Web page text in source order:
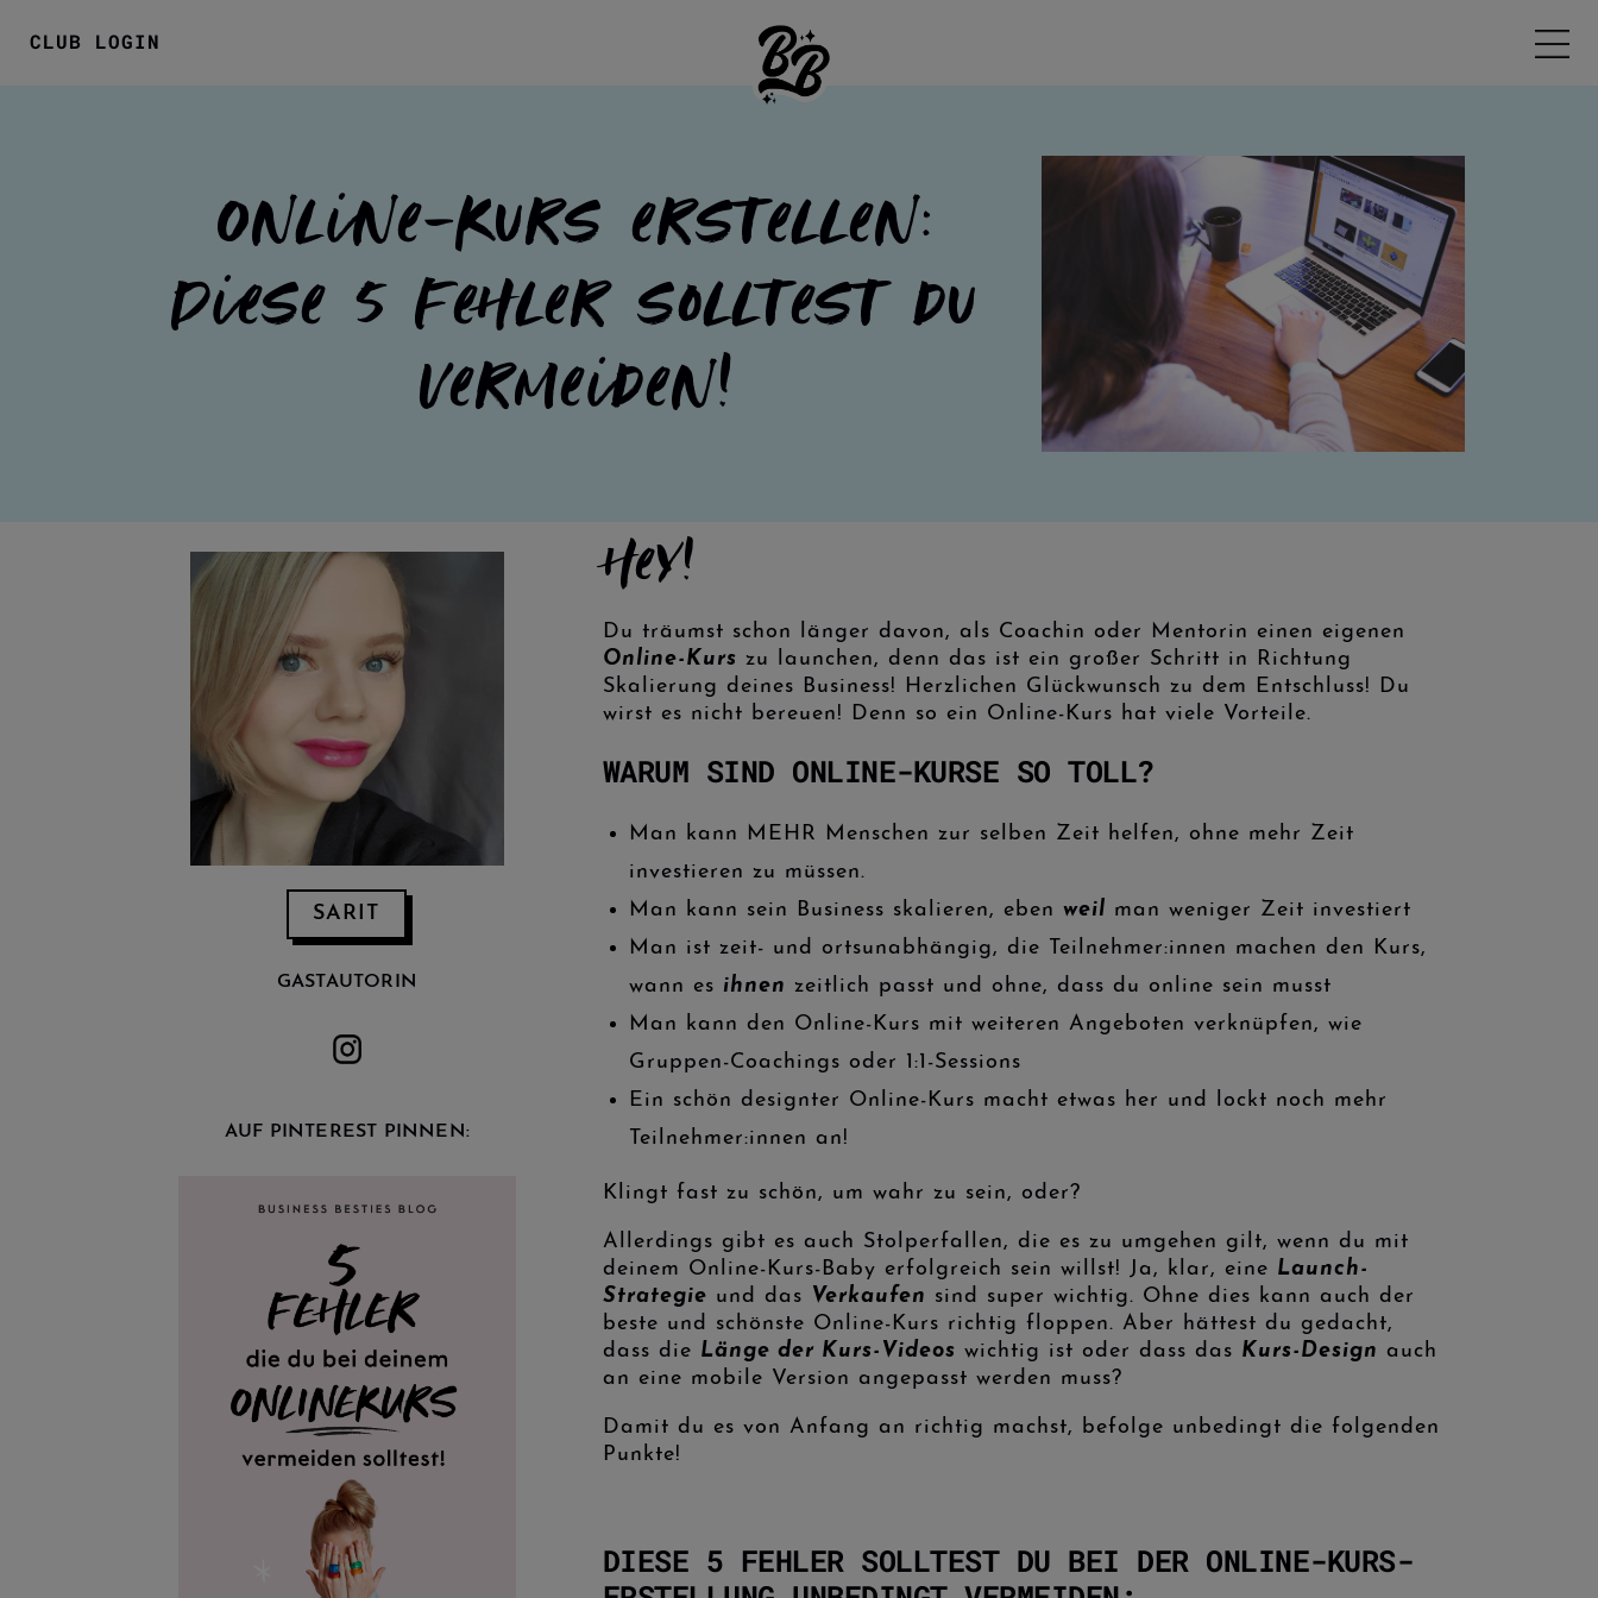
CLUB LOGIN
Online-Kurs erstellen:
Diese 5 Fehler solltest du
vermeiden!
SARIT
GASTAUTORIN
AUF PINTEREST PINNEN:
Hey!
Du träumst schon länger davon, als Coachin oder Mentorin einen eigenen
Online-Kurs zu launchen, denn das ist ein großer Schritt in Richtung
Skalierung deines Business! Herzlichen Glückwunsch zu dem Entschluss! Du
wirst es nicht bereuen! Denn so ein Online-Kurs hat viele Vorteile.
WARUM SIND ONLINE-KURSE SO TOLL?
Man kann MEHR Menschen zur selben Zeit helfen, ohne mehr Zeit
investieren zu müssen.
Man kann sein Business skalieren, eben weil man weniger Zeit investiert
Man ist zeit- und ortsunabhängig, die Teilnehmer:innen machen den Kurs,
wann es ihnen zeitlich passt und ohne, dass du online sein musst
Man kann den Online-Kurs mit weiteren Angeboten verknüpfen, wie
Gruppen-Coachings oder 1:1-Sessions
Ein schön designter Online-Kurs macht etwas her und lockt noch mehr
Teilnehmer:innen an!
Klingt fast zu schön, um wahr zu sein, oder?
Allerdings gibt es auch Stolperfallen, die es zu umgehen gilt, wenn du mit
deinem Online-Kurs-Baby erfolgreich sein willst! Ja, klar, eine Launch-
Strategie und das Verkaufen sind super wichtig. Ohne dies kann auch der
beste und schönste Online-Kurs richtig floppen. Aber hättest du gedacht,
dass die Länge der Kurs-Videos wichtig ist oder dass das Kurs-Design auch
an eine mobile Version angepasst werden muss?
Damit du es von Anfang an richtig machst, befolge unbedingt die folgenden
Punkte!
DIESE 5 FEHLER SOLLTEST DU BEI DER ONLINE-KURS-